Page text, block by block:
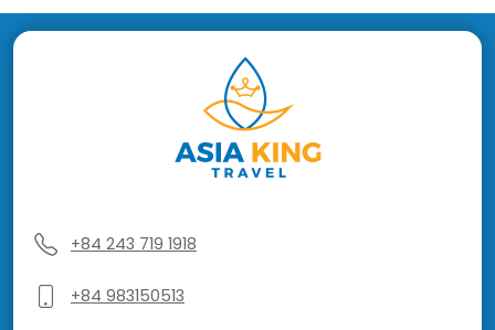
+84 243 719 1918
+84 983150513